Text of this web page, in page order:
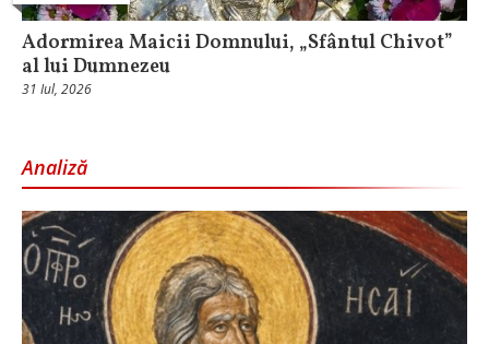
Adormirea Maicii Domnului, „Sfântul Chivot”
al lui Dumnezeu
31 Iul, 2026
Analiză